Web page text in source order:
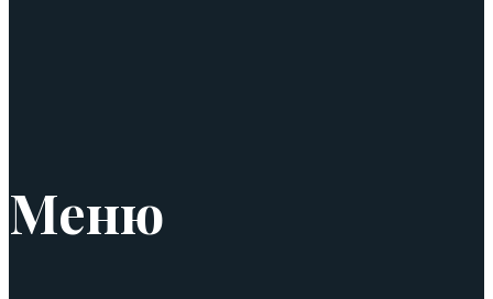
Меню